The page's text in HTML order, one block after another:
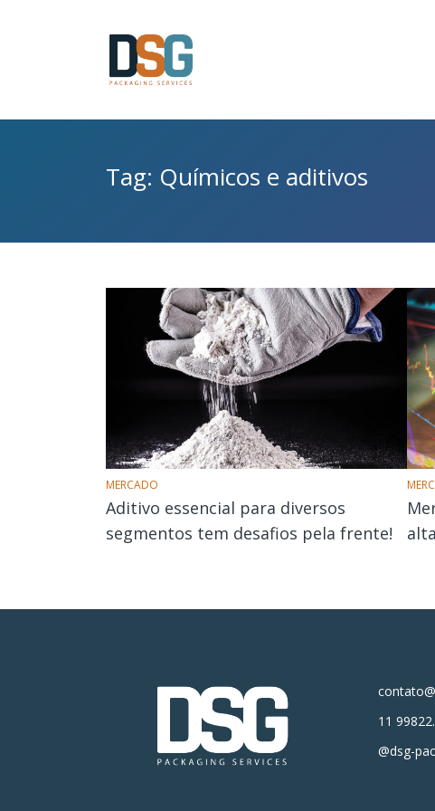
Tag: Químicos e aditivos
MERCADO
Aditivo essencial para diversos
segmentos tem desafios pela frente!
11
@dsg-